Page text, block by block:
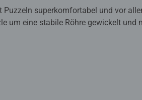
superkomfortabel und vor
um eine stabile Röhre gewickelt und
moderne Designs sowie eine